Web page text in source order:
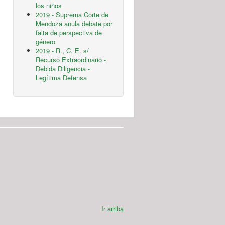
los niños
2019 - Suprema Corte de
Mendoza anula debate por
falta de perspectiva de
género
2019 - R., C. E. s/
Recurso Extraordinario -
Debida Diligencia -
Legítima Defensa
Ir arriba